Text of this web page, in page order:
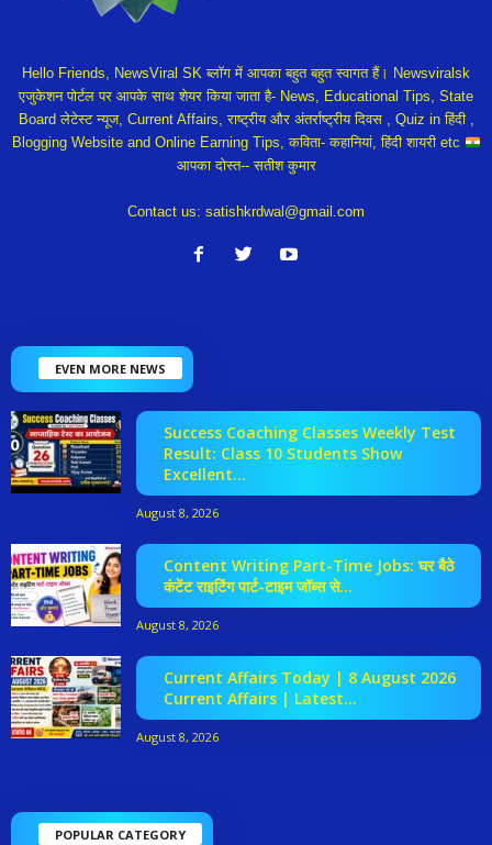
Hello Friends, NewsViral SK ब्लॉग में आपका बहुत बहुत स्वागत हैं। Newsviralsk
एजुकेशन पोर्टल पर आपके साथ शेयर किया जाता है- News, Educational Tips, State
Board लेटेस्ट न्यूज, Current Affairs, राष्ट्रीय और अंतर्राष्ट्रीय दिवस , Quiz in हिंदी ,
Blogging Website and Online Earning Tips, कविता- कहानियां, हिंदी शायरी etc
आपका दोस्त-- सतीश कुमार
Contact us: satishkrdwal@gmail.com
EVEN MORE NEWS
Success Coaching Classes Weekly Test
Result: Class 10 Students Show
Excellent...
August 8, 2026
Content Writing Part-Time Jobs: घर बैठे
कंटेंट राइटिंग पार्ट-टाइम जॉब्स से...
August 8, 2026
Current Affairs Today | 8 August 2026
Current Affairs | Latest...
August 8, 2026
POPULAR CATEGORY